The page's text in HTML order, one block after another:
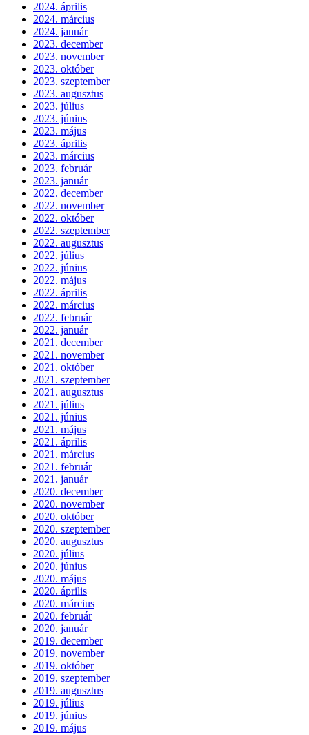
2024. április
2024. március
2024. január
2023. december
2023. november
2023. október
2023. szeptember
2023. augusztus
2023. július
2023. június
2023. május
2023. április
2023. március
2023. február
2023. január
2022. december
2022. november
2022. október
2022. szeptember
2022. augusztus
2022. július
2022. június
2022. május
2022. április
2022. március
2022. február
2022. január
2021. december
2021. november
2021. október
2021. szeptember
2021. augusztus
2021. július
2021. június
2021. május
2021. április
2021. március
2021. február
2021. január
2020. december
2020. november
2020. október
2020. szeptember
2020. augusztus
2020. július
2020. június
2020. május
2020. április
2020. március
2020. február
2020. január
2019. december
2019. november
2019. október
2019. szeptember
2019. augusztus
2019. július
2019. június
2019. május